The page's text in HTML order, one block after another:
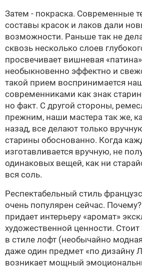
Затем - покраска. Современные
составы красок и лаков дали
возможности. Раньше так не
сквозь несколько слоев
просвечивает вишневая
необыкновенно эффектно и
такой прием воспринимается
современниками как знак
но факт. С другой стороны,
прежним, наши мастера так же,
назад, все делают только
старины обоснованно. Когда
изготавливается вручную, не
одинаковых вещей, как ни
вся соль.
Респектабельный стиль
очень популярен сейчас.
придает интерьеру «аромат»
художественной ценности. Стоит
в стиле лофт (необычайно
даже один предмет «по дизайну
возникает мощный